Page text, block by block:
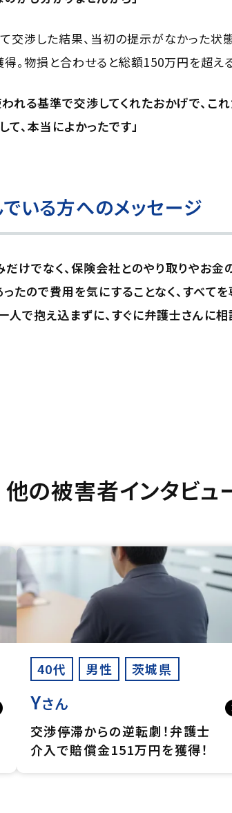
交渉した結果、当初の提示がなかった状
。物損と合わせると総額150万円を超え
れる基準で交渉してくれたおかげで、こ
、本当によかったです」
いる方へのメッセージ
だけでなく、保険会社とのやり取りやお
たので費用を気にすることなく、すべて
人で抱え込まずに、すぐに弁護士さんに
他の被害者インタビュ
40代 男性 茨城県
Yさん
交渉停滞からの逆転劇！弁護士
介入で賠償金151万円を獲得！